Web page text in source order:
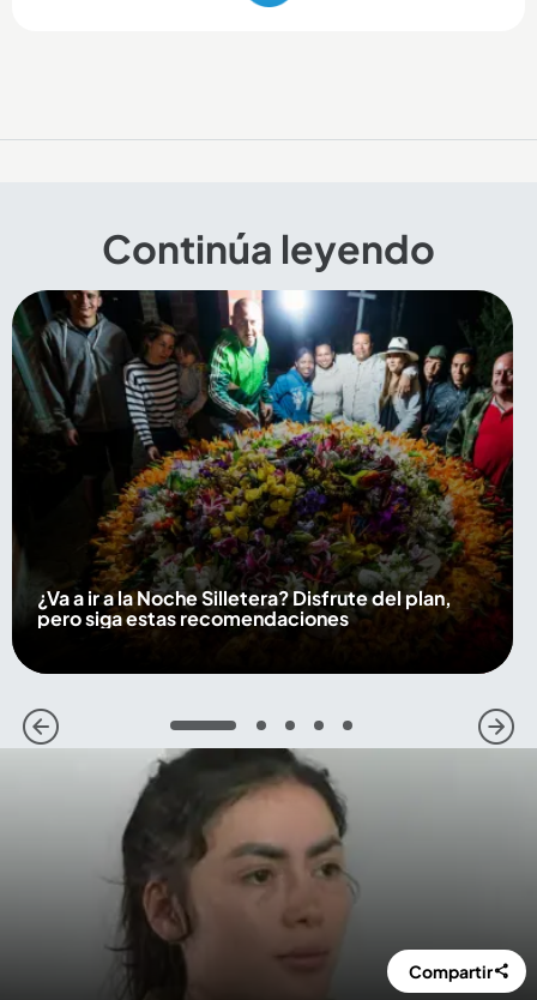
Continúa leyendo
¿Va a ir a la Noche Silletera? Disfrute del plan,
pero siga estas recomendaciones
1 2 3 4 5
Compartir